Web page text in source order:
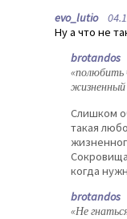
evo_lutio
Ну а что не
brotandos
«полюбить
жизненный
Слишком
такая
когда
brotandos
«Не